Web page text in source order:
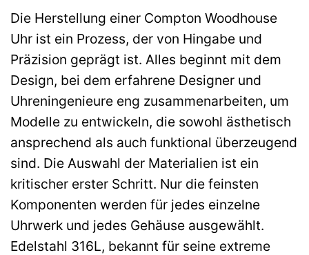
Die Herstellung einer Compton Woodhouse
Uhr ist ein Prozess, der von Hingabe und
Präzision geprägt ist. Alles beginnt mit dem
Design, bei dem erfahrene Designer und
Uhreningenieure eng zusammenarbeiten, um
Modelle zu entwickeln, die sowohl ästhetisch
ansprechend als auch funktional überzeugend
sind. Die Auswahl der Materialien ist ein
kritischer erster Schritt. Nur die feinsten
Komponenten werden für jedes einzelne
Uhrwerk und jedes Gehäuse ausgewählt.
Edelstahl 316L, bekannt für seine extreme